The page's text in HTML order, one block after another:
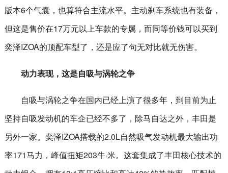
版本6个气囊，也算符合主流水平。主动刹车系统也有装备，
但这是售价在17万元以上车款的专属，而同等价钱可以买到
奕泽IZOA的顶配车型了，还是应了句无对比就无伤害。
动力表现，这是自吸与涡轮之争
自吸与涡轮之争在国内已经上演了很多年，到目前为止
坚持自吸发动机的车企已经不多了，除马自达之外，丰田是
另外一家。奕泽IZOA搭载的2.0L自然吸气发动机最大输出功
率171马力，峰值扭矩203牛·米。这套集成了丰田核心技术的